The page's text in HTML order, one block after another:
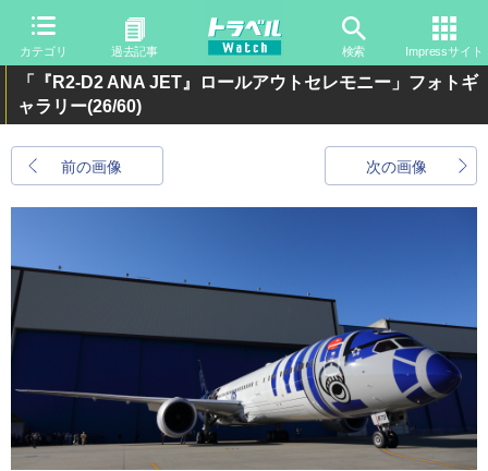
カテゴリ 過去記事 検索 Impressサイト
「『R2-D2 ANA JET』ロールアウトセレモニー」フォトギ
ャラリー(26/60)
前の画像 次の画像